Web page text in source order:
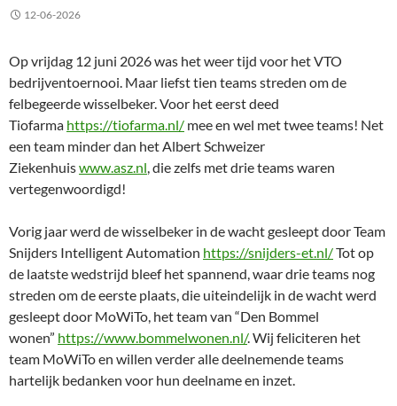
12-06-2026
Op vrijdag 12 juni 2026 was het weer tijd voor het VTO
bedrijventoernooi. Maar liefst tien teams streden om de
felbegeerde wisselbeker. Voor het eerst deed
Tiofarma https://tiofarma.nl/ mee en wel met twee teams! Net
een team minder dan het Albert Schweizer
Ziekenhuiswww.asz.nl, die zelfs met drie teams waren
vertegenwoordigd!
Vorig jaar werd de wisselbeker in de wacht gesleept door Team
Snijders Intelligent Automation https://snijders-et.nl/Tot op
de laatste wedstrijd bleef het spannend, waar drie teams nog
streden om de eerste plaats, die uiteindelijk in de wacht werd
gesleept door MoWiTo, het team van “Den Bommel
wonen” https://www.bommelwonen.nl/. Wij feliciteren het
team MoWiTo en willen verder alle deelnemende teams
hartelijk bedanken voor hun deelname en inzet.